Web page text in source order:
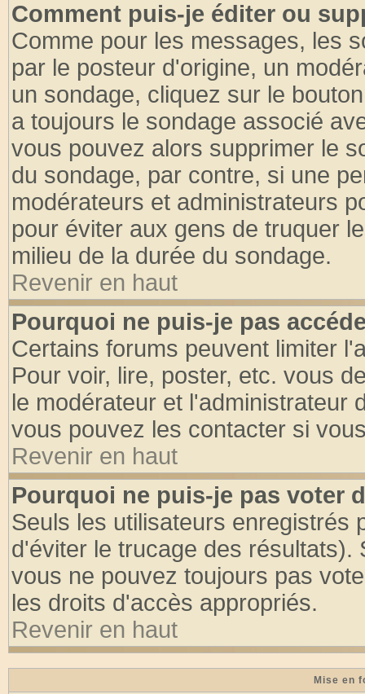
Comment puis-je éditer ou
Comme pour les messages, les
par le posteur d'origine, un
un sondage, cliquez sur le
a toujours le sondage associé
vous pouvez alors supprimer le
du sondage, par contre, si une
modérateurs et administrateurs
pour éviter aux gens de truquer
milieu de la durée du sondage.
Revenir en haut
Pourquoi ne puis-je pas
Certains forums peuvent limiter
Pour voir, lire, poster, etc. vous
le modérateur et l'administrateur
vous pouvez les contacter si
Revenir en haut
Pourquoi ne puis-je pas voter
Seuls les utilisateurs enregistrés
d'éviter le trucage des
vous ne pouvez toujours pas
les droits d'accès appropriés.
Revenir en haut
Mise en